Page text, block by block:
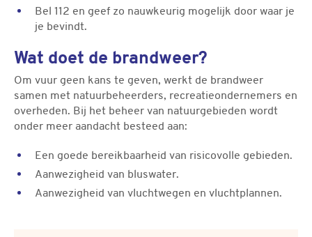
Bel 112 en geef zo nauwkeurig mogelijk door waar je
je bevindt.
Wat doet de brandweer?
Om vuur geen kans te geven, werkt de brandweer
samen met natuurbeheerders, recreatieondernemers en
overheden. Bij het beheer van natuurgebieden wordt
onder meer aandacht besteed aan:
Een goede bereikbaarheid van risicovolle gebieden.
Aanwezigheid van bluswater.
Aanwezigheid van vluchtwegen en vluchtplannen.